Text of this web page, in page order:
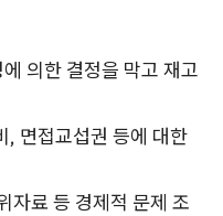
의한 결정을 막고 재고
, 면접교섭권 등에 대한
자료 등 경제적 문제 조